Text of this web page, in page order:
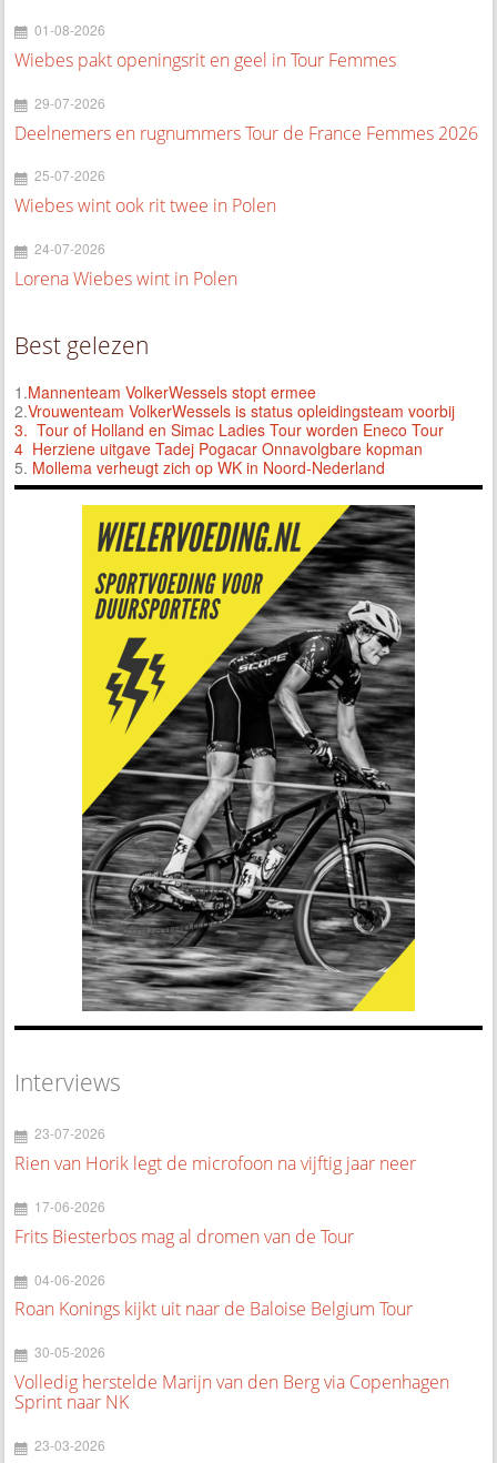
01-08-2026
Wiebes pakt openingsrit en geel in Tour Femmes
29-07-2026
Deelnemers en rugnummers Tour de France Femmes 2026
25-07-2026
Wiebes wint ook rit twee in Polen
24-07-2026
Lorena Wiebes wint in Polen
Best gelezen
1.Mannenteam VolkerWessels stopt ermee
2.Vrouwenteam VolkerWessels is status opleidingsteam voorbij
3. Tour of Holland en Simac Ladies Tour worden Eneco Tour
4 Herziene uitgave Tadej Pogacar Onnavolgbare kopman
5. Mollema verheugt zich op WK in Noord-Nederland
Interviews
23-07-2026
Rien van Horik legt de microfoon na vijftig jaar neer
17-06-2026
Frits Biesterbos mag al dromen van de Tour
04-06-2026
Roan Konings kijkt uit naar de Baloise Belgium Tour
30-05-2026
Volledig herstelde Marijn van den Berg via Copenhagen
Sprint naar NK
23-03-2026